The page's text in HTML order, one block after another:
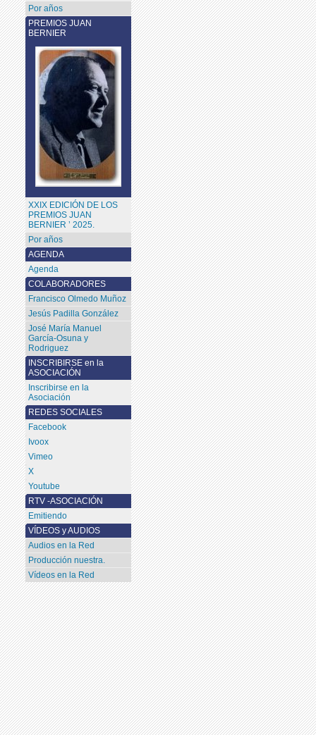
AGENDA
Agenda
COLABORADORES
Francisco Olmedo Muñoz
Jesús Padilla González
José María Manuel
García-Osuna y
Rodriguez
Por años
INSCRIBIRSE en la
ASOCIACIÓN
Inscribirse en la
Asociación
PREMIOS JUAN
BERNIER
XXIX EDICIÓN DE LOS
PREMIOS JUAN
BERNIER ’ 2025.
Por años
REDES SOCIALES
Facebook
Ivoox
Vimeo
X
Youtube
RTV -ASOCIACIÓN
Emitiendo
VÍDEOS y AUDIOS
Audios en la Red
Producción nuestra.
Vídeos en la Red